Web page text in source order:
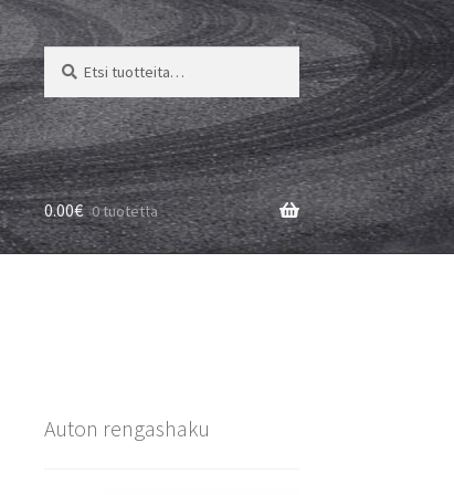
Etsi:
Haku
0.00€ 0 tuotetta
Auton rengashaku